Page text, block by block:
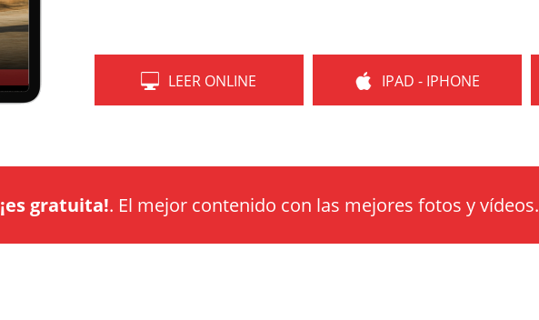
LEER ONLINE IPAD - IPHONE
¡es gratuita!. El mejor contenido con las mejores fotos y vídeos.